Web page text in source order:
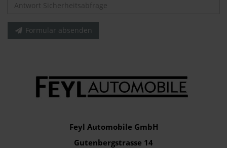
Formular absenden
Feyl Automobile GmbH
Gutenbergstrasse 14